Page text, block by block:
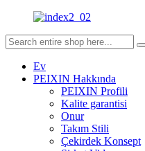
Ev
PEIXIN Hakkında
PEIXIN Profili
Kalite garantisi
Onur
Takım Stili
Çekirdek Konsept